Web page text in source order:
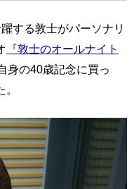
する敦士がパーソナリ
『敦士のオールナイト
身の40歳記念に買っ